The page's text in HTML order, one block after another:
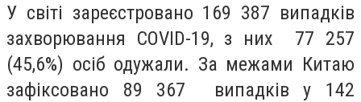
У світі зареєстровано 169 387 випадків
захворювання COVID-19, з них 77 257
(45,6%) осіб одужали. За межами Китаю
зафіксовано 89 367 випадків у 142